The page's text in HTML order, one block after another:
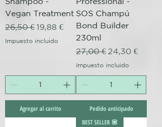
Vegan Treatment
Precio
26,50 € Precio de oferta
19,88 €
Impuesto incluido
Agregar al carrito
SOS Champú
Bond Builder
230ml
Precio
27,00 € Precio de
24,30 €
Impuesto incluido
Pedido anticipado
BEST SELLER 💟